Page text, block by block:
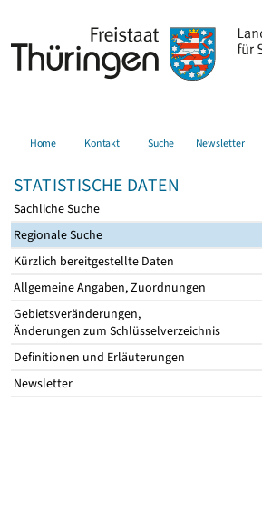
Home Kontakt Suche Newsletter
STATISTISCHE DATEN
Sachliche Suche
Regionale Suche
Kürzlich bereitgestellte Daten
Allgemeine Angaben, Zuordnungen
Gebietsveränderungen,
Änderungen zum Schlüsselverzeichnis
Definitionen und Erläuterungen
Newsletter